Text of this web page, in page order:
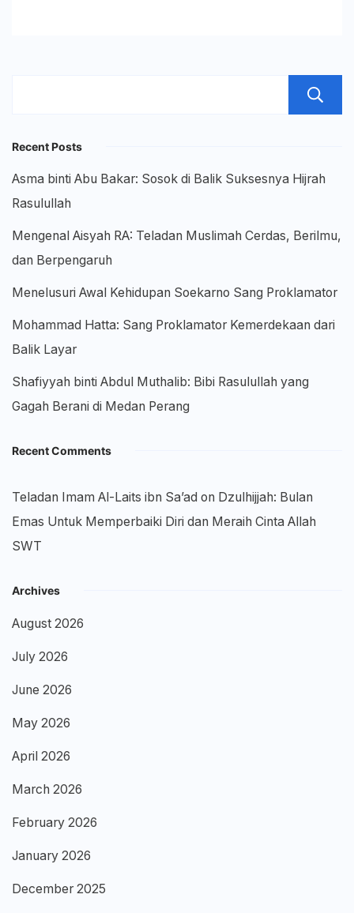
Recent Posts
Asma binti Abu Bakar: Sosok di Balik Suksesnya Hijrah
Rasulullah
Mengenal Aisyah RA: Teladan Muslimah Cerdas, Berilmu,
dan Berpengaruh
Menelusuri Awal Kehidupan Soekarno Sang Proklamator
Mohammad Hatta: Sang Proklamator Kemerdekaan dari
Balik Layar
Shafiyyah binti Abdul Muthalib: Bibi Rasulullah yang
Gagah Berani di Medan Perang
Recent Comments
Teladan Imam Al-Laits ibn Sa’ad on Dzulhijjah: Bulan
Emas Untuk Memperbaiki Diri dan Meraih Cinta Allah
SWT
Archives
August 2026
July 2026
June 2026
May 2026
April 2026
March 2026
February 2026
January 2026
December 2025